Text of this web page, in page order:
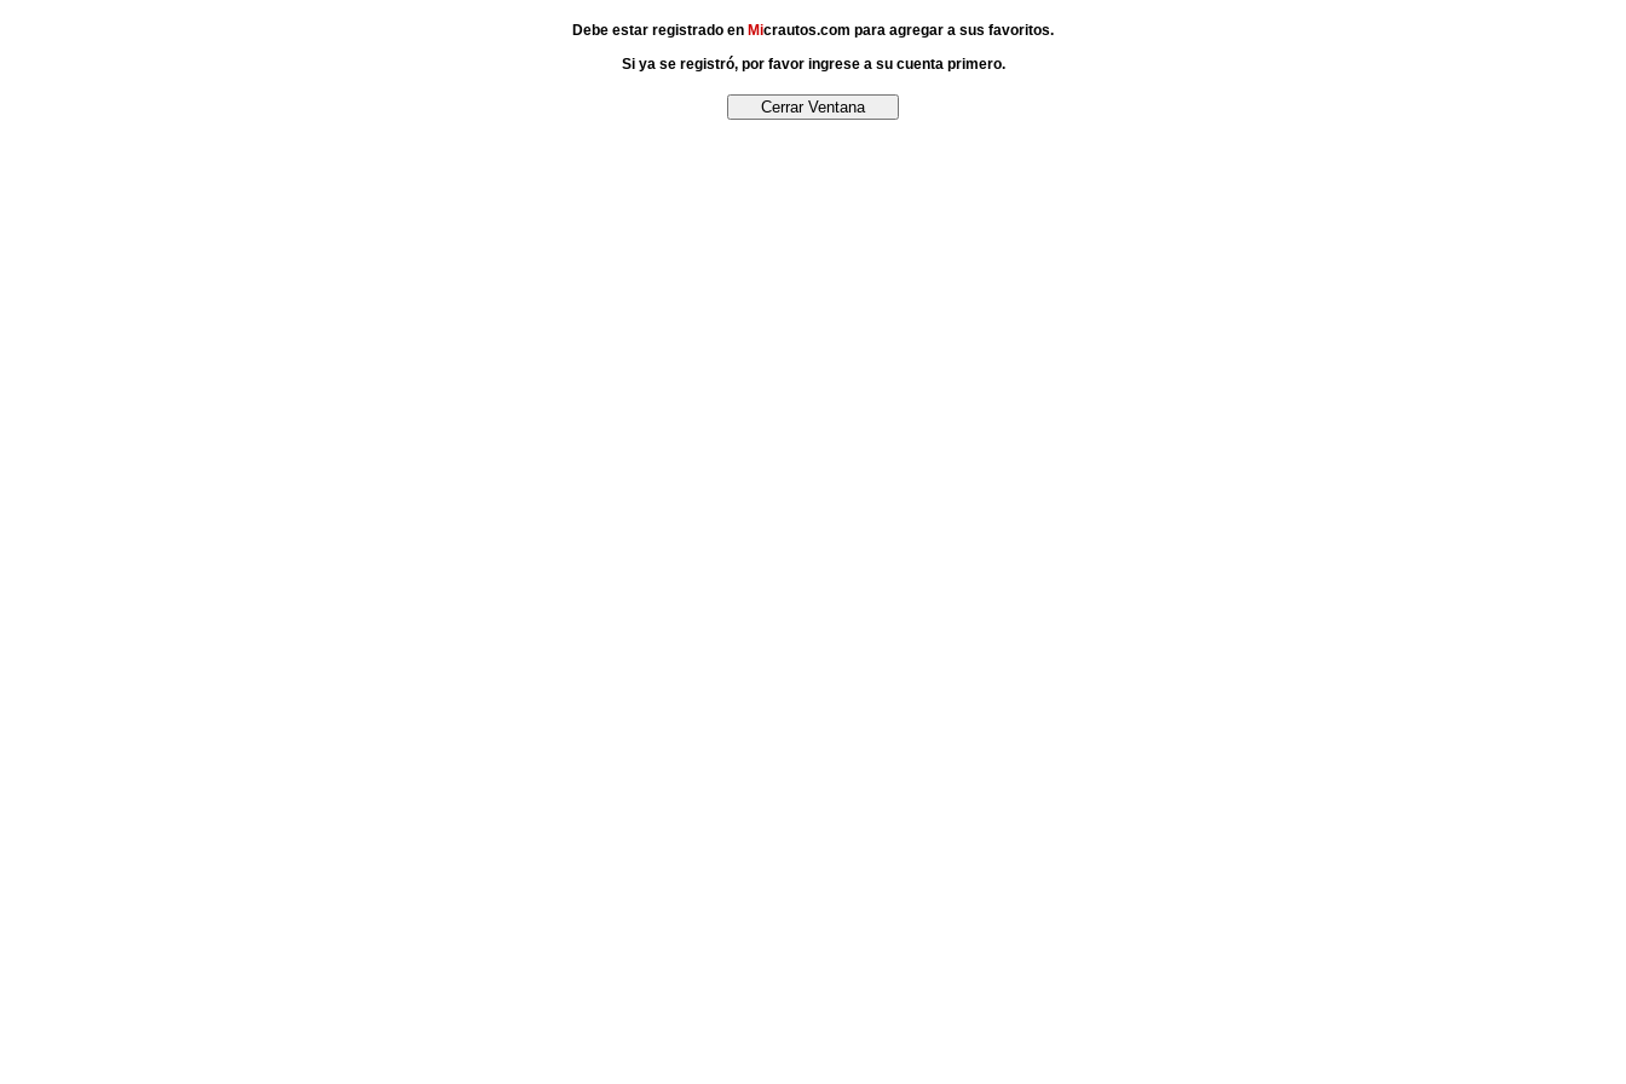
Debe estar registrado en Micrautos.com para agregar a sus favoritos.
Si ya se registró, por favor ingrese a su cuenta primero.